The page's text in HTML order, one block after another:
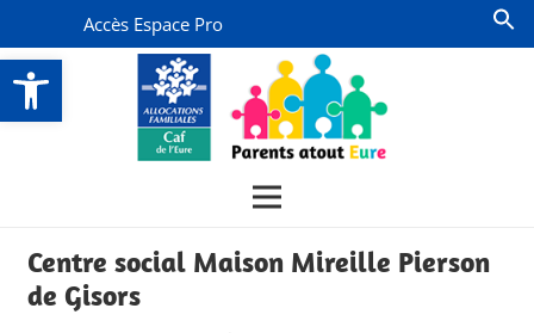
Ouvrir la barre d’outils
Accès Espace Pro
Centre social Maison Mireille Pierson
de Gisors